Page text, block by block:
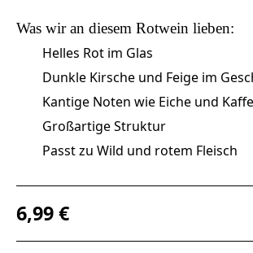
Was wir an diesem Rotwein lieben:
Helles Rot im Glas
Dunkle Kirsche und Feige im
Kantige Noten wie Eiche und
Großartige Struktur
Passt zu Wild und rotem Fleisch
Regulärer Preis:
6,99 €